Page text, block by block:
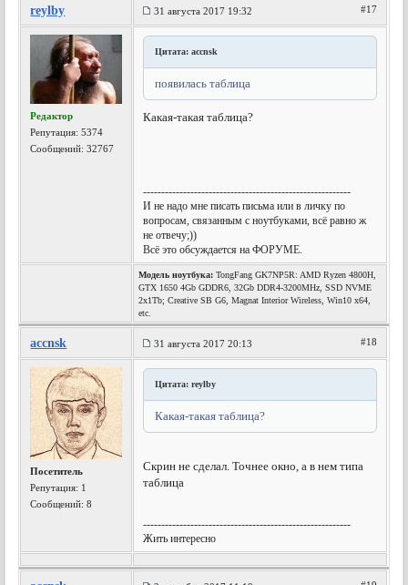
reylby 31 августа 2017 19:32 #17
Редактор
Репутация:5374
Сообщений: 32767
Цитата: accnsk
появилась таблица
Какая-такая таблица?
---------------------------------------------------------
И не надо мне писать письма или в личку по
вопросам, связанным с ноутбуками, всё равно ж
не отвечу;))
Всё это обсуждается на ФОРУМЕ.
Модель ноутбука: TongFang GK7NP5R: AMD Ryzen 4800H,
GTX 1650 4Gb GDDR6, 32Gb DDR4-3200MHz, SSD NVME
2x1Tb; Creative SB G6, Magnat Interior Wireless, Win10 x64,
etc.
accnsk 31 августа 2017 20:13 #18
Посетитель
Репутация: 1
Сообщений: 8
Цитата: reylby
Какая-такая таблица?
Скрин не сделал. Точнее окно, а в нем типа
таблица
---------------------------------------------------------
Жить интересно